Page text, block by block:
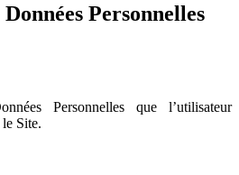
Personnelles
Personnelles que l’utilisateur
Site.